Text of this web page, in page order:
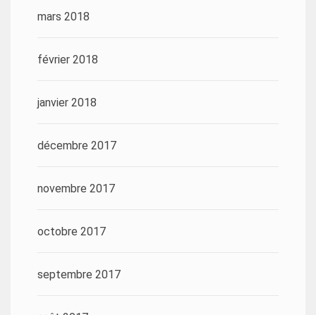
mars 2018
février 2018
janvier 2018
décembre 2017
novembre 2017
octobre 2017
septembre 2017